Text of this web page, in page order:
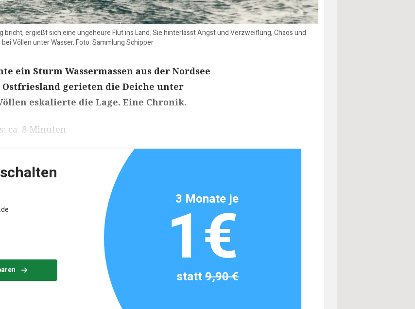
bricht, ergießt sich eine ungeheure Flut ins Land. Sie hinterlässt Angst und Verzweiflung, Chaos und
Völlen unter Wasser. Foto: Sammlung Schipper
ein Sturm Wassermassen aus der Nordsee
Ostfriesland gerieten die Deiche unter
eskalierte die Lage. Eine Chronik.
ca. 8 Minuten
3 Monate je
1€
statt9,90 €